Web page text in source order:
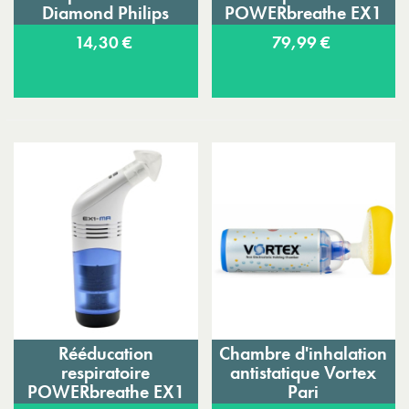
Diamond Philips
14,30 €
POWERbreathe EX1
EMT Vert résistance
légère
79,99 €
Rééducation
respiratoire
POWERbreathe EX1
Chambre d'inhalation
antistatique Vortex
Pari